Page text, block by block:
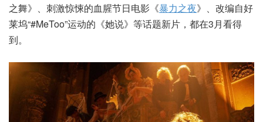
之舞》、刺激惊悚的血腥节日电影《暴力之夜》、改编自好
莱坞“#MeToo”运动的《她说》等话题新片，都在3月看得
到。